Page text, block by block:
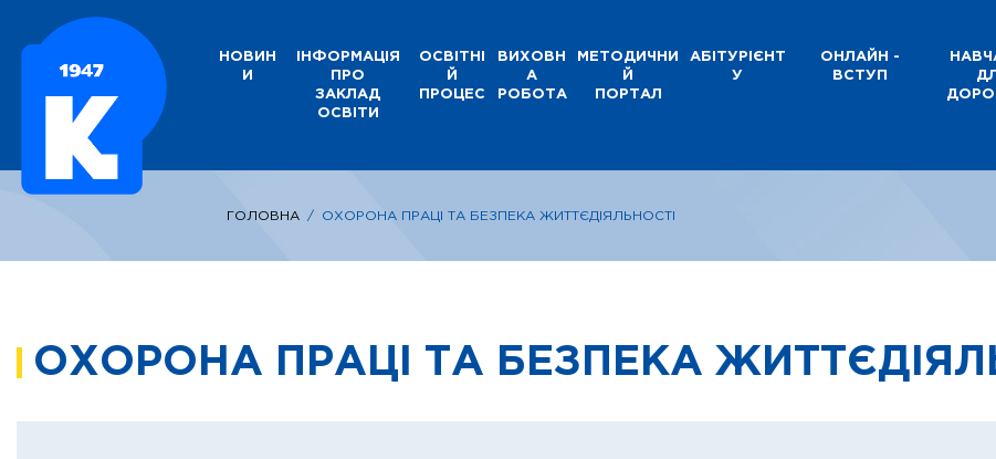
НОВИН
И
ІНФОРМАЦІЯ
ПРО
ЗАКЛАД
ОСВІТИ
ОСВІТНІ
Й
ПРОЦЕС
ВИХОВН
А
РОБОТА
МЕТОДИЧНИ
Й
ПОРТАЛ
АБІТУРІЄНТ
У
ОНЛАЙН -
ВСТУП
ГОЛОВНА / ОХОРОНА ПРАЦІ ТА БЕЗПЕКА ЖИТТЄДІЯЛЬНОСТІ
ОХОРОНА ПРАЦІ ТА БЕЗПЕКА